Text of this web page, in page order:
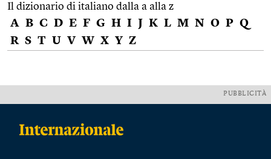
Il dizionario di italiano dalla a alla z
A B C D E F G H I J K L M N O P Q
R S T U V W X Y Z
PUBBLICITÀ